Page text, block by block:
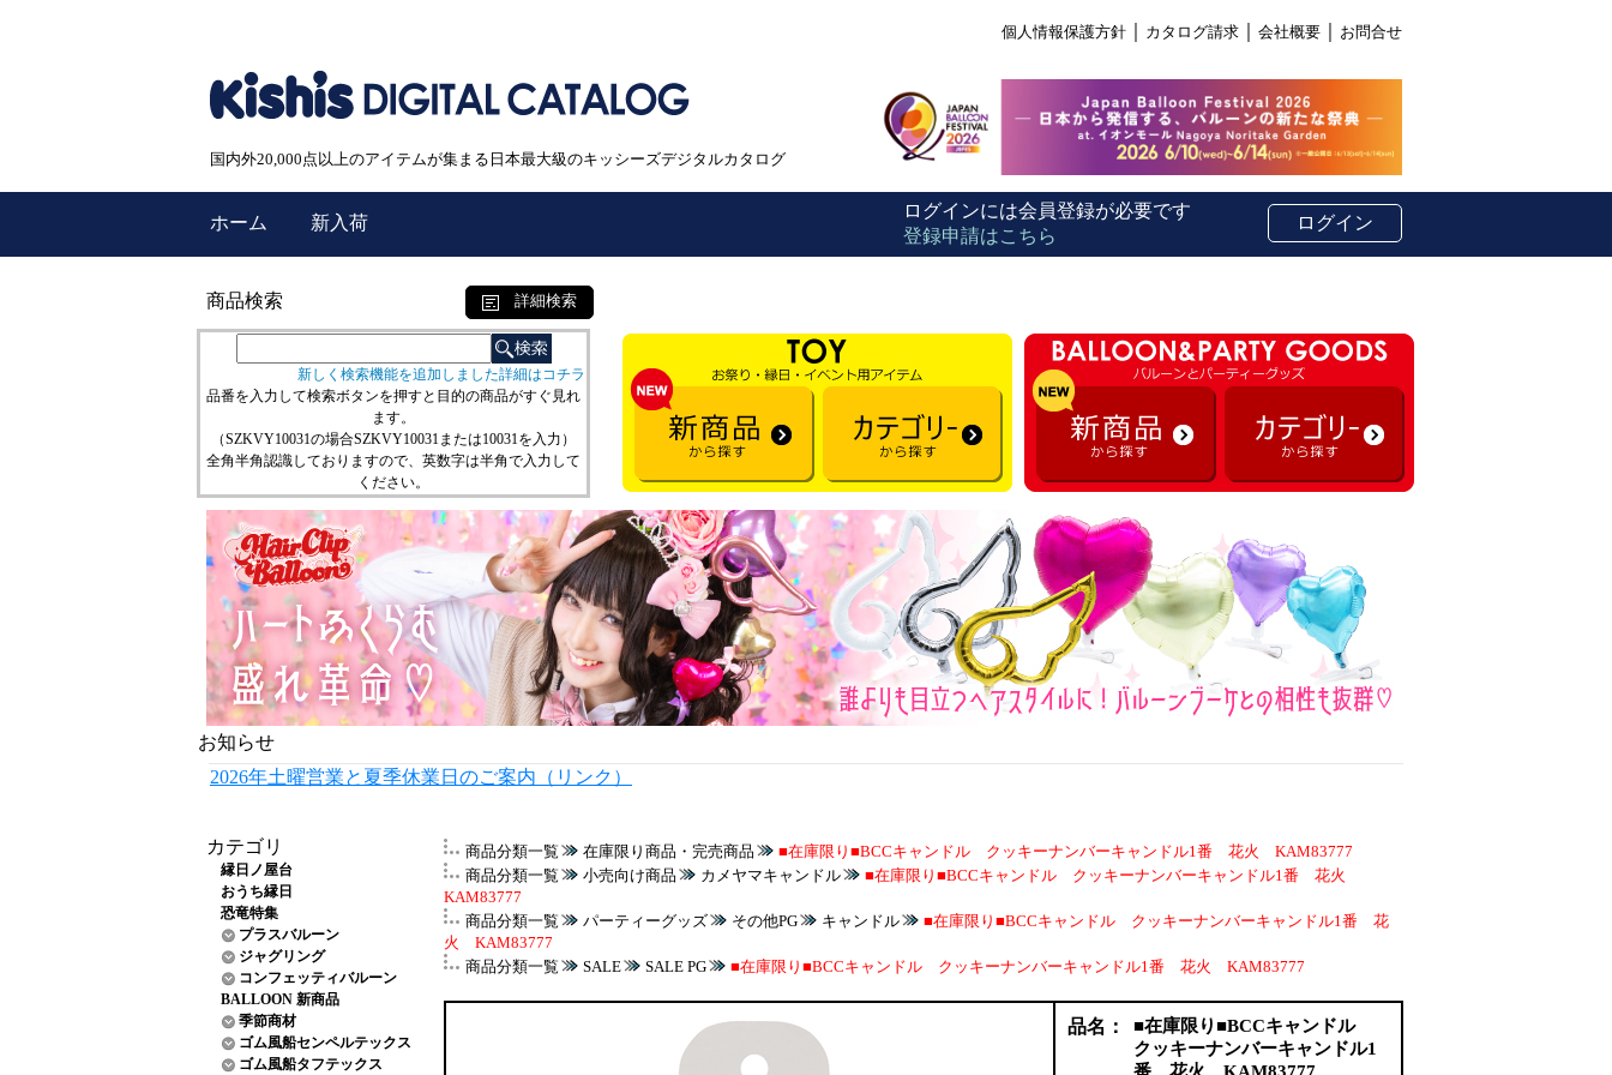
個人情報保護方針 カタログ請求 会社概要 お問合せ
国内外20,000点以上のアイテムが集まる日本最大級のキッシーズデジタルカタログ
ホーム 新入荷
ログインには会員登録が必要です
登録申請はこちら
ログイン
商品検索 詳細検索
新しく検索機能を追加しました詳細はコチラ
品番を入力して検索ボタンを押すと目的の商品がすぐ見れ
ます。
（SZKVY10031の場合SZKVY10031または10031を入力）
全角半角認識しておりますので、英数字は半角で入力して
ください。
お知らせ
2026年土曜営業と夏季休業日のご案内（リンク）
カテゴリ
縁日ノ屋台
おうち縁日
恐竜特集
プラスバルーン
ジャグリング
コンフェッティバルーン
BALLOON 新商品
季節商材
ゴム風船センペルテックス
ゴム風船タフテックス
商品分類一覧 在庫限り商品・完売商品
■在庫限り■BCCキャンドル クッキーナンバーキャンドル1番 花火 KAM83777
商品分類一覧
小売向け商品 カメヤマキャンドル
■在庫限り■BCCキャンドル クッキーナンバーキャンドル1番 花火
KAM83777
商品分類一覧
パーティーグッズ その他PG キャンドル
■在庫限り■BCCキャンドル クッキーナンバーキャンドル1番 花
火 KAM83777
商品分類一覧
SALE SALE PG ■在庫限り■BCCキャンドル クッキーナンバーキャンドル1番 花火 KAM83777
品名：
■在庫限り■BCCキャンドル
クッキーナンバーキャンドル1